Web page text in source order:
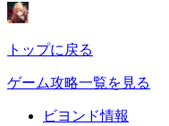
トップに戻る
ゲーム攻略一覧を見る
ビヨンド情報